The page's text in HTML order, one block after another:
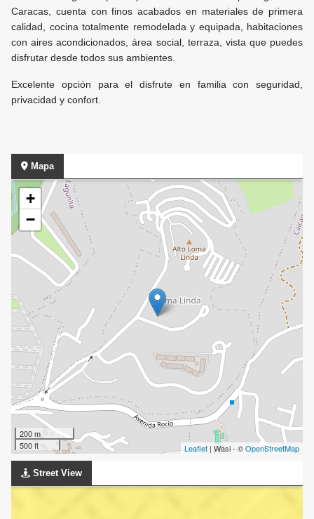
Caracas, cuenta con finos acabados en materiales de primera
calidad, cocina totalmente remodelada y equipada, habitaciones
con aires acondicionados, área social, terraza, vista que puedes
disfrutar desde todos sus ambientes.
Excelente opción para el disfrute en familia con seguridad,
privacidad y confort.
Mapa
+
−
200 m
500 ft
Leaflet | Wasi - ©OpenStreetMap
Street View